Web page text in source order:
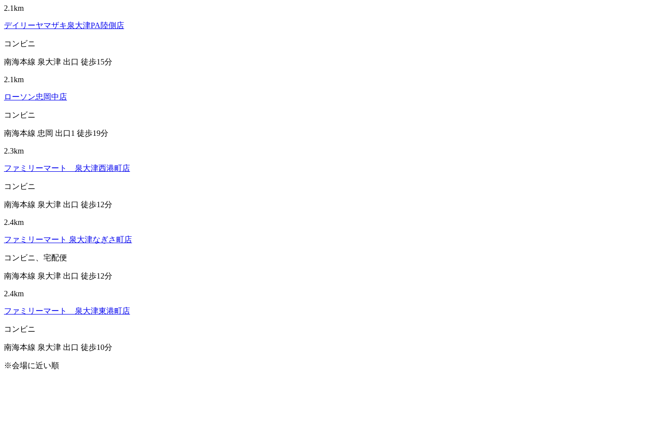
2.1km
デイリーヤマザキ泉大津PA陸側店
コンビニ
南海本線 泉大津 出口 徒歩15分
2.1km
ローソン忠岡中店
コンビニ
南海本線 忠岡 出口1 徒歩19分
2.3km
ファミリーマート 泉大津西港町店
コンビニ
南海本線 泉大津 出口 徒歩12分
2.4km
ファミリーマート 泉大津なぎさ町店
コンビニ、宅配便
南海本線 泉大津 出口 徒歩12分
2.4km
ファミリーマート 泉大津東港町店
コンビニ
南海本線 泉大津 出口 徒歩10分
※会場に近い順